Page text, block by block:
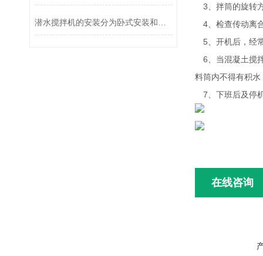
3、拌筒的旋转
4、检查传动离
5、开机后，经
6、当混凝土搅
料筒内不得有积
7、下班后及停
在线咨询
潜水搅拌机的安装分为卧式安装和立式安装两种方式